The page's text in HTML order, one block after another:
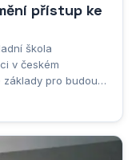
přístup ke
škola
v českém
základy pro budoucí
Jedná se o